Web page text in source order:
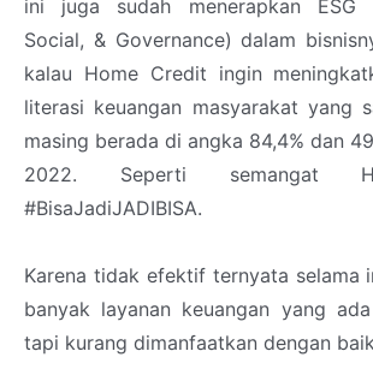
ini juga sudah menerapkan ESG
Social, & Governance) dalam
kalau Home Credit ingin
literasi keuangan masyarakat yang
masing berada di angka 84,4% dan
2022. Seperti semangat
#BisaJadiJADIBISA.
Karena tidak efektif ternyata selama
banyak layanan keuangan yang
tapi kurang dimanfaatkan dengan